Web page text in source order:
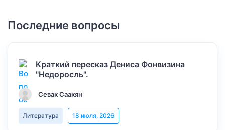
Последние вопросы
Краткий пересказ Дениса Фонвизина
"Недоросль".
Севак Саакян
Литература 18 июля, 2026